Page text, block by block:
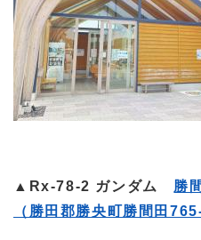
▲Rx-78-2 ガンダム 勝
（勝田郡勝央町勝間田